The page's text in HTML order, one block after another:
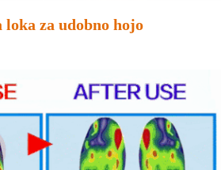
loka za udobno hojo